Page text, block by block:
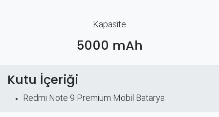
Kapasite
5000 mAh
Kutu İçeriği
Redmi Note 9 Premium Mobil Batarya